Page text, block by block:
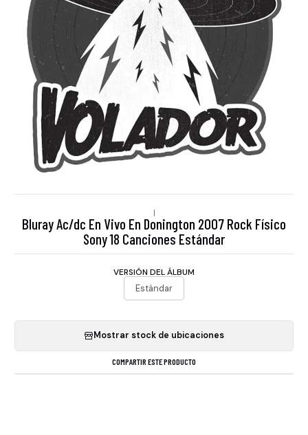
|
Bluray Ac/dc En Vivo En Donington 2007 Rock Físico
Sony 18 Canciones Estándar
VERSIÓN DEL ÁLBUM
Estándar
Mostrar stock de ubicaciones
COMPARTIR ESTE PRODUCTO